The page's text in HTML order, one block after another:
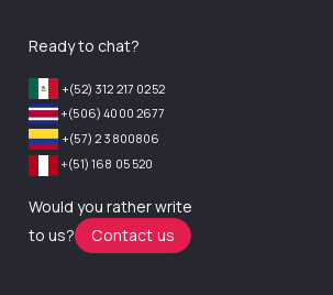
Ready to chat?
+(52) 312 217 0252
+(506) 4000 2677
+(57) 2 3800806
+(51) 168 05 520
Would you rather write
to us?
Contact us